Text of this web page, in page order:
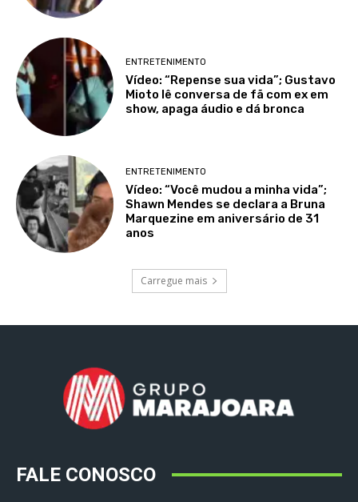
ENTRETENIMENTO
Vídeo: “Repense sua vida”; Gustavo
Mioto lê conversa de fã com ex em
show, apaga áudio e dá bronca
ENTRETENIMENTO
Vídeo: “Você mudou a minha vida”;
Shawn Mendes se declara a Bruna
Marquezine em aniversário de 31
anos
Carregue mais
FALE CONOSCO